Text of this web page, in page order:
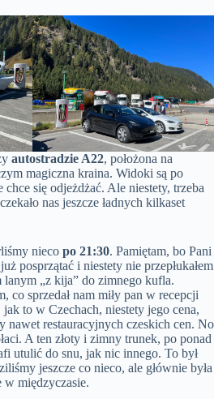
autostradzie A22, położona na
magiczna kraina. Widoki są po
się odjeżdżać. Ale niestety, trzeba
nas jeszcze ładnych kilkaset
nieco po 21:30. Pamiętam, bo Pani
posprzątać i niestety nie przepłukałem
„z kija” do zimnego kufla.
co sprzedał nam miły pan w recepcji
to w Czechach, niestety jego cena,
nawet restauracyjnych czeskich cen. No
A ten złoty i zimny trunek, po ponad
utulić do snu, jak nic innego. To był
jeszcze co nieco, ale głównie była
w międzyczasie.